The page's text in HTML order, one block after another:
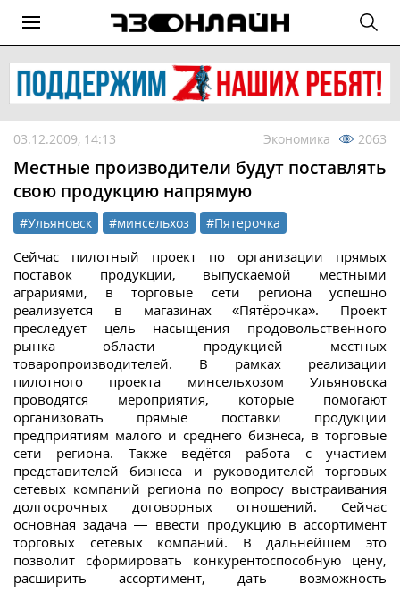
03.12.2009, 14:13 Экономика 2063
Местные производители будут поставлять
свою продукцию напрямую
#Ульяновск #минсельхоз #Пятерочка
Сейчас пилотный проект по организации прямых
поставок продукции, выпускаемой местными
аграриями, в торговые сети региона успешно
реализуется в магазинах «Пятёрочка». Проект
преследует цель насыщения продовольственного
рынка области продукцией местных
товаропроизводителей. В рамках реализации
пилотного проекта минсельхозом Ульяновска
проводятся мероприятия, которые помогают
организовать прямые поставки продукции
предприятиям малого и среднего бизнеса, в торговые
сети региона. Также ведётся работа с участием
представителей бизнеса и руководителей торговых
сетевых компаний региона по вопросу выстраивания
долгосрочных договорных отношений. Сейчас
основная задача — ввести продукцию в ассортимент
торговых сетевых компаний. В дальнейшем это
позволит сформировать конкурентоспособную цену,
расширить ассортимент, дать возможность